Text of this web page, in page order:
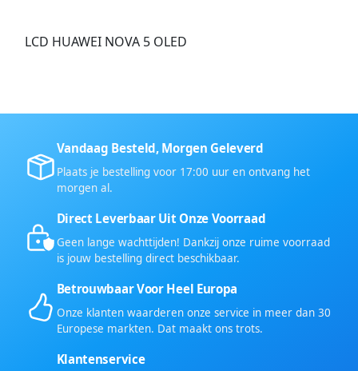
LCD HUAWEI NOVA 5 OLED
Vandaag Besteld, Morgen Geleverd
Plaats je bestelling voor 17:00 uur en ontvang het
morgen al.
Direct Leverbaar Uit Onze Voorraad
Geen lange wachttijden! Dankzij onze ruime voorraad
is jouw bestelling direct beschikbaar.
Betrouwbaar Voor Heel Europa
Onze klanten waarderen onze service in meer dan 30
Europese markten. Dat maakt ons trots.
Klantenservice